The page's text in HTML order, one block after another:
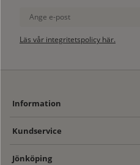
Ange e-post
Läs vår integritetspolicy här.
Information
Kundservice
Jönköping